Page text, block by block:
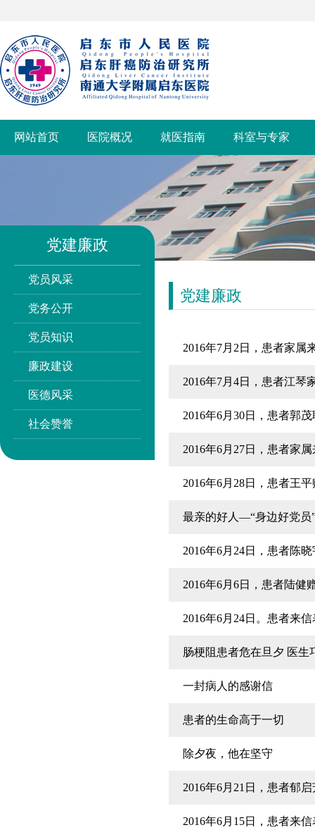
网站首页 医院概况 就医指南 科室与专家
党建廉政
党员风采
党务公开
党员知识
廉政建设
医德风采
社会赞誉
党建廉政
2016年7月2日，患者家属
2016年7月4日，患者江琴
2016年6月30日，患者郭
2016年6月27日，患者家
2016年6月28日，患者王
最亲的好人—“身边好党员
2016年6月24日，患者陈
2016年6月6日，患者陆健
2016年6月24日。患者来
肠梗阻患者危在旦夕 医生
一封病人的感谢信
患者的生命高于一切
除夕夜，他在坚守
2016年6月21日，患者郁
2016年6月15日，患者来